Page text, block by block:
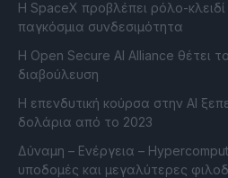
Η SpaceX προβλέπει ρόλο-
παγκόσμια συνδεσιμότητα
Η Open Secure AI Alliance θέτει
διαβούλευση
Η επενδυτική κούρσα στην AI
δολάρια από το 2023
Δύναμη – Ενέργεια –
υποδομές και μεγαλύτερες